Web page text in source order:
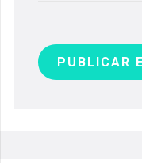
PUBLICAR